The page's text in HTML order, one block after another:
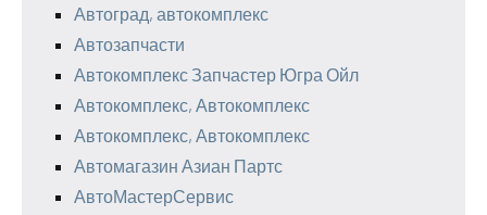
Автоград, автокомплекс
Автозапчасти
Автокомплекс Запчастер Югра Ойл
Автокомплекс, Автокомплекс
Автокомплекс, Автокомплекс
Автомагазин Азиан Партс
АвтоМастерСервис